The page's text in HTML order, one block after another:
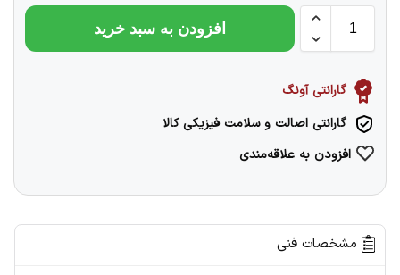
افزودن به سبد خرید
گارانتی آونگ
گارانتی اصالت و سلامت فیزیکی کالا
افزودن به علاقه‌مندی
مشخصات فنی